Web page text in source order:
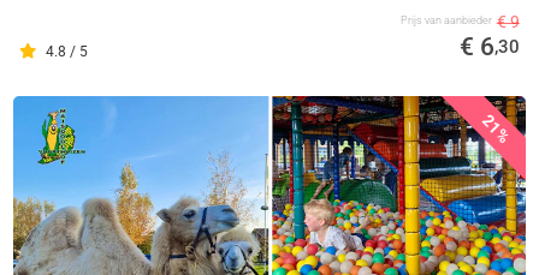
4.8 / 5
Prijs van aanbieder € 9
€ 6,30
21%